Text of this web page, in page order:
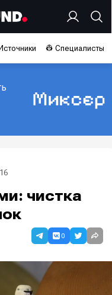
👷 Специалисты
чистка
0